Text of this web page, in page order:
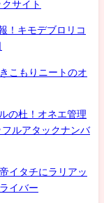
サイト
！キモデブロリコ
こもりニートのオ
の杜！オネエ管理
ルアタックナンバ
イタチにラリアッ
イバー